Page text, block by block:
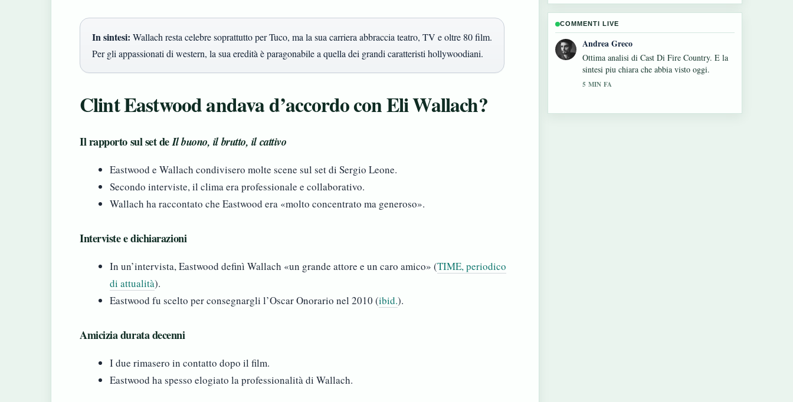
In sintesi: Wallach resta celebre soprattutto per Tuco, ma la sua carriera abbraccia teatro, TV e oltre 80 film.
Per gli appassionati di western, la sua eredità è paragonabile a quella dei grandi caratteristi hollywoodiani.
Clint Eastwood andava d’accordo con Eli Wallach?
Il rapporto sul set deIl buono, il brutto, il cattivo
Eastwood e Wallach condivisero molte scene sul set di Sergio Leone.
Secondo interviste, il clima era professionale e collaborativo.
Wallach ha raccontato che Eastwood era «molto concentrato ma generoso».
Interviste e dichiarazioni
In un’intervista, Eastwood definì Wallach «un grande attore e un caro amico» (TIME, periodico
di attualità).
Eastwood fu scelto per consegnargli l’Oscar Onorario nel 2010 (ibid.).
Amicizia durata decenni
I due rimasero in contatto dopo il film.
Eastwood ha spesso elogiato la professionalità di Wallach.
COMMENTI LIVE
Sara Moretti
Seguo da vicino Tag film: significato, tagline
e storia vera – apprezzo il tono equilibrato di
questa copertura.